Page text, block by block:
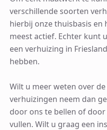
verschillende soorten
hierbij onze thuisbasis en
meest actief. Echter kunt
een verhuizing in
hebben.
Wilt u meer weten over
verhuizingen neem dan
door ons te bellen of
vullen. Wilt u graag een